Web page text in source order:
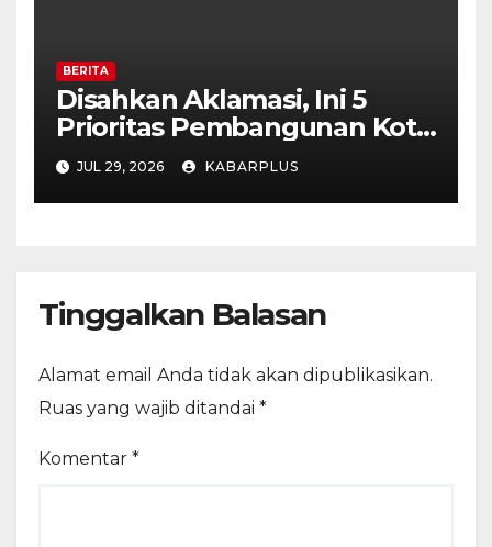
BERITA
Disahkan Aklamasi, Ini 5
Prioritas Pembangunan Kota
Madiun dalam KUA-PPAS
APBD 2027
JUL 29, 2026 KABARPLUS
Tinggalkan Balasan
Alamat email Anda tidak akan dipublikasikan.
Ruas yang wajib ditandai *
Komentar *